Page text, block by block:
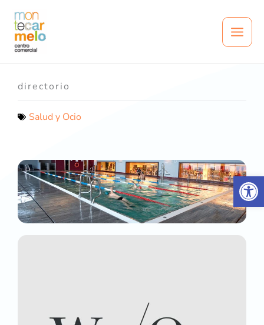
Abrir
contenido
directorio
Salud y Ocio